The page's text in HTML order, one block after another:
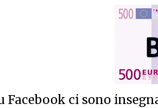
Facebook ci sono